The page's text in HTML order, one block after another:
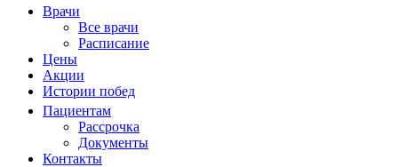
Врачи
Все врачи
Расписание
Цены
Акции
Истории побед
Пациентам
Рассрочка
Документы
Контакты